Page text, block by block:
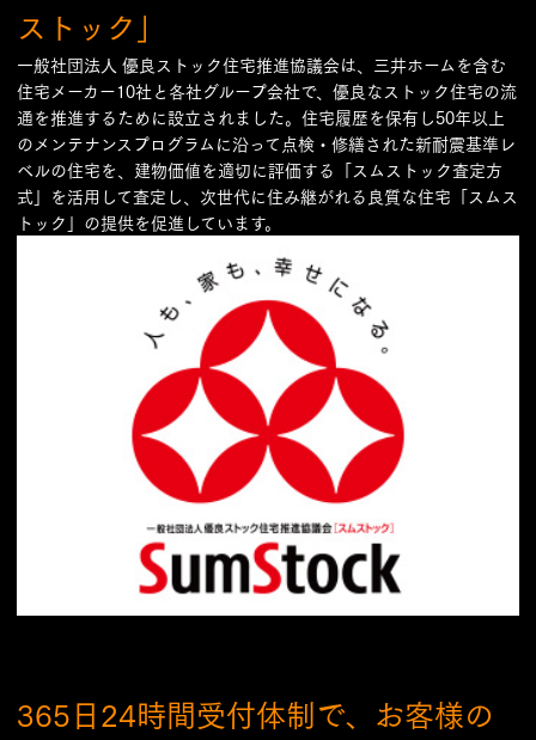
ストック」
一般社団法人 優良ストック住宅推進協議会は、三井ホームを含む
住宅メーカー10社と各社グループ会社で、優良なストック住宅の流
通を推進するために設立されました。住宅履歴を保有し50年以上
のメンテナンスプログラムに沿って点検・修繕された新耐震基準レ
ベルの住宅を、建物価値を適切に評価する「スムストック査定方
式」を活用して査定し、次世代に住み継がれる良質な住宅「スムス
トック」の提供を促進しています。
365日24時間受付体制で、お客様の